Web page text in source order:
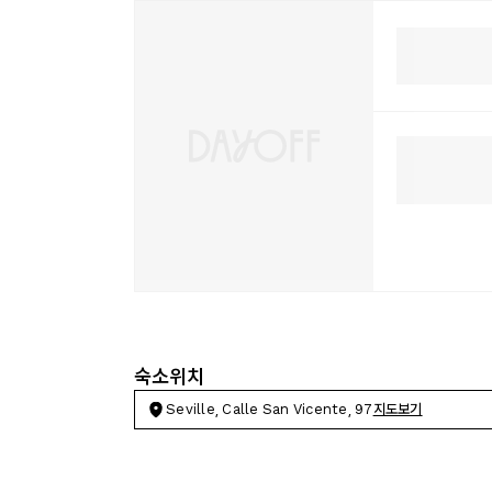
숙소위치
Seville, Calle San Vicente, 97 지도보기